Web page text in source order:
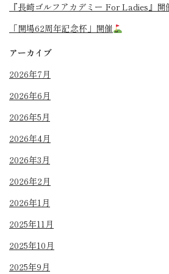
『長崎ゴルフアカデミー For Ladies』開
「開場62周年記念杯」開催
アーカイブ
2026年7月
2026年6月
2026年5月
2026年4月
2026年3月
2026年2月
2026年1月
2025年11月
2025年10月
2025年9月